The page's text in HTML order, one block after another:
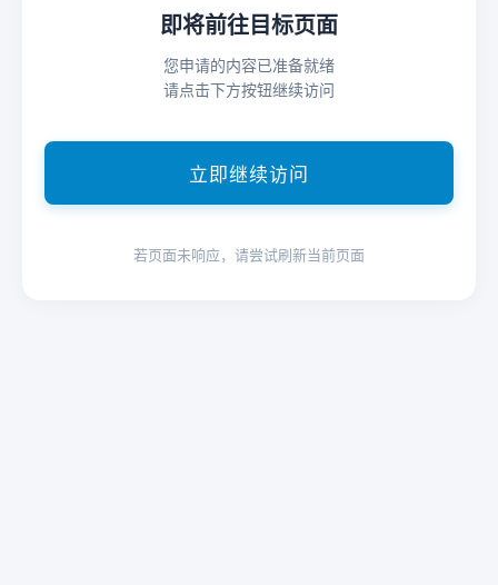
即将前往目标页面
您申请的内容已准备就绪
请点击下方按钮继续访问
立即继续访问
若页面未响应，请尝试刷新当前页面